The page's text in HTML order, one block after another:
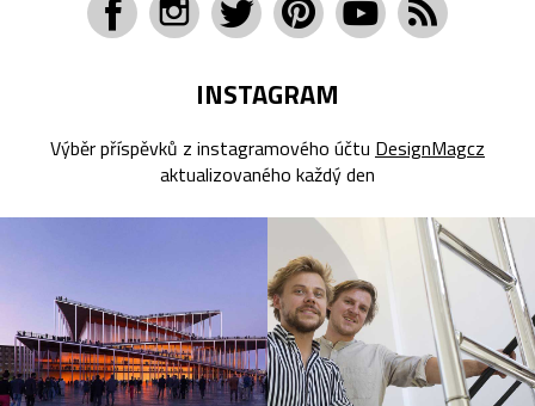
INSTAGRAM
Výběr příspěvků z instagramového účtu DesignMagcz
aktualizovaného každý den